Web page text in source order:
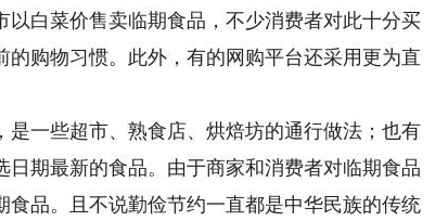
白菜价售卖临期食品，不少消费者对此十分买
购物习惯。此外，有的网购平台还采用更为直
一些超市、熟食店、烘焙坊的通行做法；也有
期最新的食品。由于商家和消费者对临期食品
品。且不说勤俭节约一直都是中华民族的传统